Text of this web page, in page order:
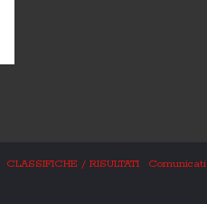
CLASSIFICHE / RISULTATI Comunicati